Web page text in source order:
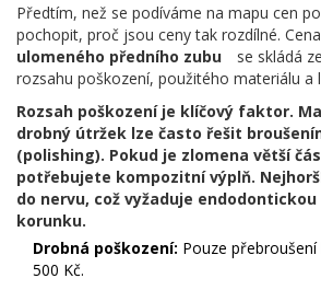
Předtím, než se podíváme na mapu cen
pochopit, proč jsou ceny tak rozdílné.
ulomeného předního zubu
se skládá
rozsahu poškození, použitého materiálu a
Rozsah poškození je klíčový faktor.
drobný útržek lze často řešit
(polishing). Pokud je zlomena větší
potřebujete kompozitní výplň.
do nervu, což vyžaduje
korunku.
Drobná poškození: Pouze přebroušení
500 Kč.